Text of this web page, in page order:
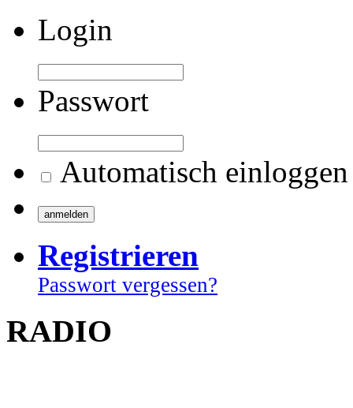
Login
Passwort
Automatisch einloggen
Registrieren
Passwort vergessen?
RADIO